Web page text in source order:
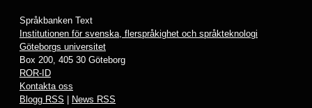
Språkbanken Text
Institutionen för svenska, flerspråkighet och språkteknologi
Göteborgs universitet
Box 200, 405 30 Göteborg
ROR-ID
Kontakta oss
Blogg RSS
News RSS